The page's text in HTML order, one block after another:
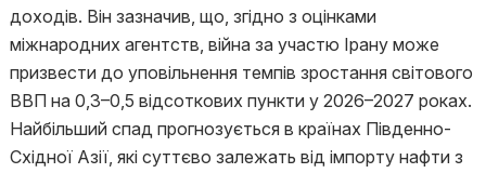
доходів. Він зазначив, що, згідно з оцінками
міжнародних агентств, війна за участю Ірану може
призвести до уповільнення темпів зростання світового
ВВП на 0,3–0,5 відсоткових пункти у 2026–2027 роках.
Найбільший спад прогнозується в країнах Південно-
Східної Азії, які суттєво залежать від імпорту нафти з